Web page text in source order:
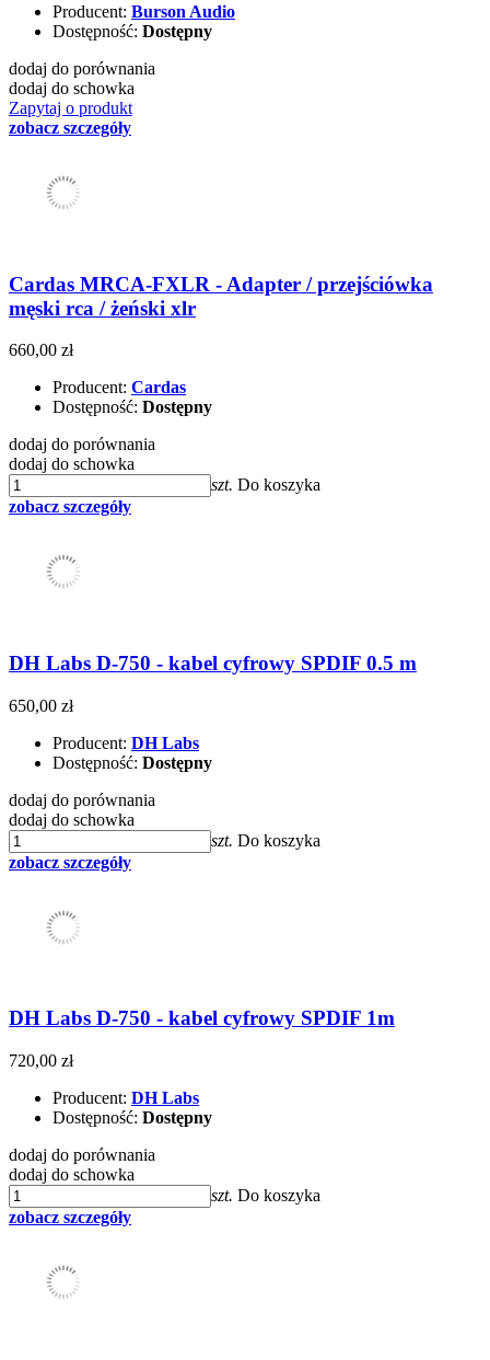
Producent: Burson Audio
Dostępność: Dostępny
dodaj do porównania
dodaj do schowka
Zapytaj o produkt
zobacz szczegóły
Cardas MRCA-FXLR - Adapter / przejściówka
męski rca / żeński xlr
660,00 zł
Producent: Cardas
Dostępność: Dostępny
dodaj do porównania
dodaj do schowka
szt. Do koszyka
zobacz szczegóły
DH Labs D-750 - kabel cyfrowy SPDIF 0.5 m
650,00 zł
Producent: DH Labs
Dostępność: Dostępny
dodaj do porównania
dodaj do schowka
szt. Do koszyka
zobacz szczegóły
DH Labs D-750 - kabel cyfrowy SPDIF 1m
720,00 zł
Producent: DH Labs
Dostępność: Dostępny
dodaj do porównania
dodaj do schowka
szt. Do koszyka
zobacz szczegóły